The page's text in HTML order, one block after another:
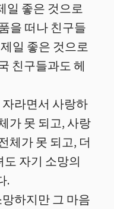
일 좋은 것으로
을 떠나 친구들
일 좋은 것으로
친구들과도 헤
라면서 사랑하
가 못 되고, 사랑
체가 못 되고, 더
자기 소망의
.
하지만 그 마음